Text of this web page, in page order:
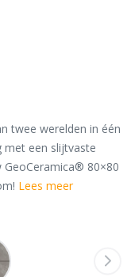
twee werelden in één
met een slijtvaste
80×80
Lees meer